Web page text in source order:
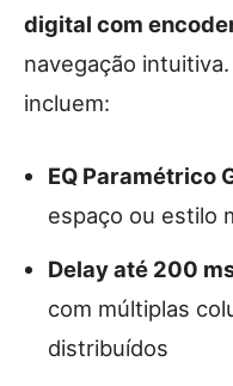
digital com
navegação
incluem:
EQ Paramétrico
espaço ou estilo
Delay até 200
com múltiplas
distribuídos